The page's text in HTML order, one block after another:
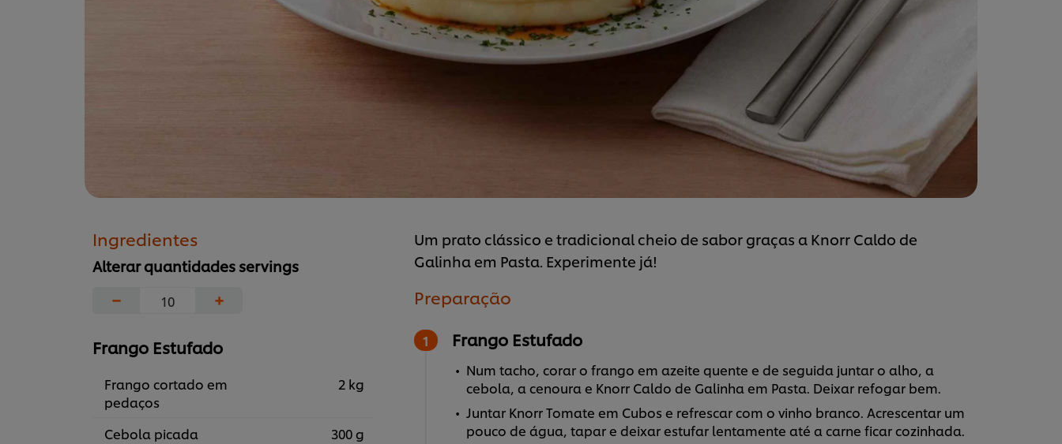
Ingredientes
Alterar quantidades servings
− +
Frango Estufado
Frango cortado em
pedaços
2 kg
Cebola picada
300 g
Um prato clássico e tradicional cheio de sabor graças a Knorr Caldo de
Galinha em Pasta. Experimente já!
Preparação
Frango Estufado
Num tacho, corar o frango em azeite quente e de seguida juntar o alho, a
cebola, a cenoura e Knorr Caldo de Galinha em Pasta. Deixar refogar bem.
Juntar Knorr Tomate em Cubos e refrescar com o vinho branco. Acrescentar um
pouco de água, tapar e deixar estufar lentamente até a carne ficar cozinhada.